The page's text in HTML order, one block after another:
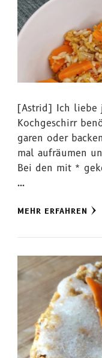
[Astrid] Ich liebe
Kochgeschirr
garen oder
mal aufräumen
Bei den mit *
…
MEHR ERFAHREN